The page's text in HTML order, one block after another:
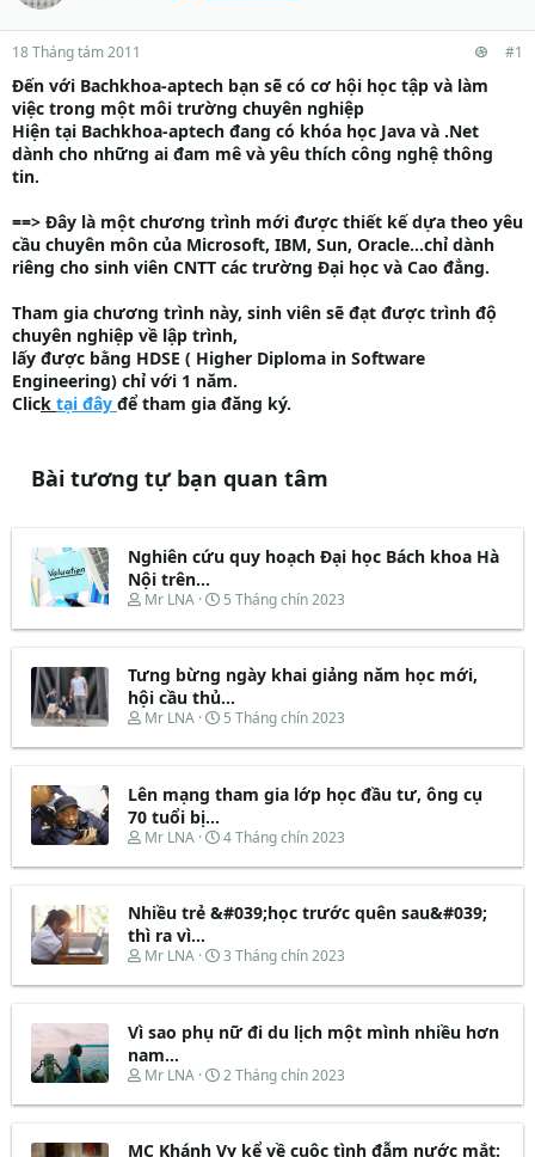
18 Tháng tám 2011 #1
Đến với Bachkhoa-aptech bạn sẽ có cơ hội học tập và làm
việc trong một môi trường chuyên nghiệp
Hiện tại Bachkhoa-aptech đang có khóa học Java và .Net
dành cho những ai đam mê và yêu thích công nghệ thông
tin.
==> Đây là một chương trình mới được thiết kếdựa theo yêu
cầu chuyên môn của Microsoft, IBM, Sun, Oracle…chỉ dành
riêng cho sinh viên CNTT các trường Đại học và Cao đẳng.
Tham gia chương trình này, sinh viên sẽ đạt được trình độ
chuyên nghiệp về lập trình,
lấy được bằng HDSE ( Higher Diploma in Software
Engineering) chỉ với 1 năm.
Click tại đây để tham gia đăng ký.
Bài tương tự bạn quan tâm
Nghiên cứu quy hoạch Đại học Bách khoa Hà
Nội trên...
T
r
a
d
s
a
t
e
r
Mr LNA
N
à
b
t
ầ
5 Tháng chín 2023
Tưng bừng ngày khai giảng năm học mới,
hội cầu thủ...
T
r
a
d
s
a
t
e
r
Mr LNA
N
à
b
t
ầ
5 Tháng chín 2023
Lên mạng tham gia lớp học đầu tư, ông cụ
70 tuổi bị...
T
r
a
d
s
a
r
Mr LNA
N
à
b
t
ầ
4 Tháng chín 2023
Nhiều trẻ &#039;học trước quên sau&#039;
thì ra vì...
T
r
a
d
s
a
t
Mr LNA
N
à
b
t
ầ
3 Tháng chín 2023
Vì sao phụ nữ đi du lịch một mình nhiều hơn
nam...
T
r
a
Mr LNA
N
à
b
2 Tháng chín 2023
MC Khánh Vy kể về cuộc tình đẫm nước mắt: